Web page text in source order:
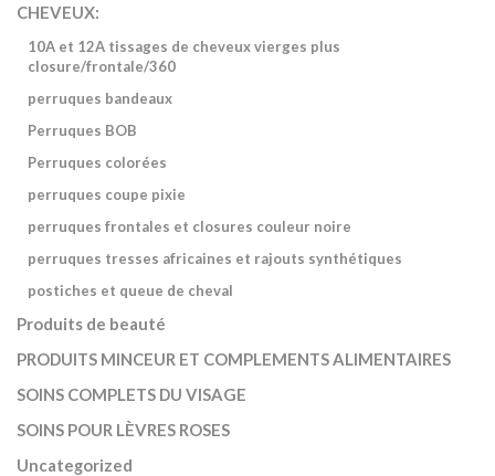
CHEVEUX:
10A et 12A tissages de cheveux vierges plus
closure/frontale/360
perruques bandeaux
Perruques BOB
Perruques colorées
perruques coupe pixie
perruques frontales et closures couleur noire
perruques tresses africaines et rajouts synthétiques
postiches et queue de cheval
Produits de beauté
PRODUITS MINCEUR ET COMPLEMENTS ALIMENTAIRES
SOINS COMPLETS DU VISAGE
SOINS POUR LÈVRES ROSES
Uncategorized